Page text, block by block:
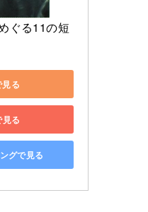
ぐる11の短
る
る
グで見る